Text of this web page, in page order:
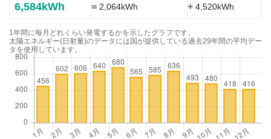
6,584kWh =2,064kWh +4,520kWh
1年間に毎月どれくらい発電するかを示したグラフです。
太陽エネルギー(日射量)のデータには国が提供している過去29年間の平均デー
タを使用しています。